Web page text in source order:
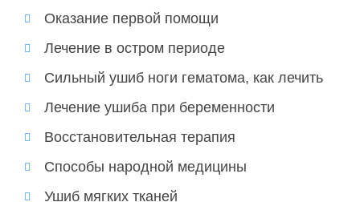
Оказание первой помощи
Лечение в остром периоде
Сильный ушиб ноги гематома, как лечить
Лечение ушиба при беременности
Восстановительная терапия
Способы народной медицины
Ушиб мягких тканей